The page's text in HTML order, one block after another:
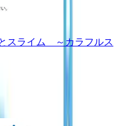
スライム ～カラフルス